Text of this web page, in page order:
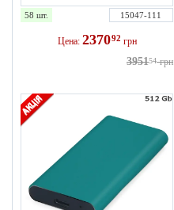
58 шт. 15047-111
Цена: 237092 грн
395154 грн